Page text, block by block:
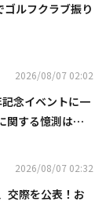
ゴルフクラブ振り
2026/08/07 02:02
念イベントに一
関する憶測は否
2026/08/07 02:32
交際を公表！お